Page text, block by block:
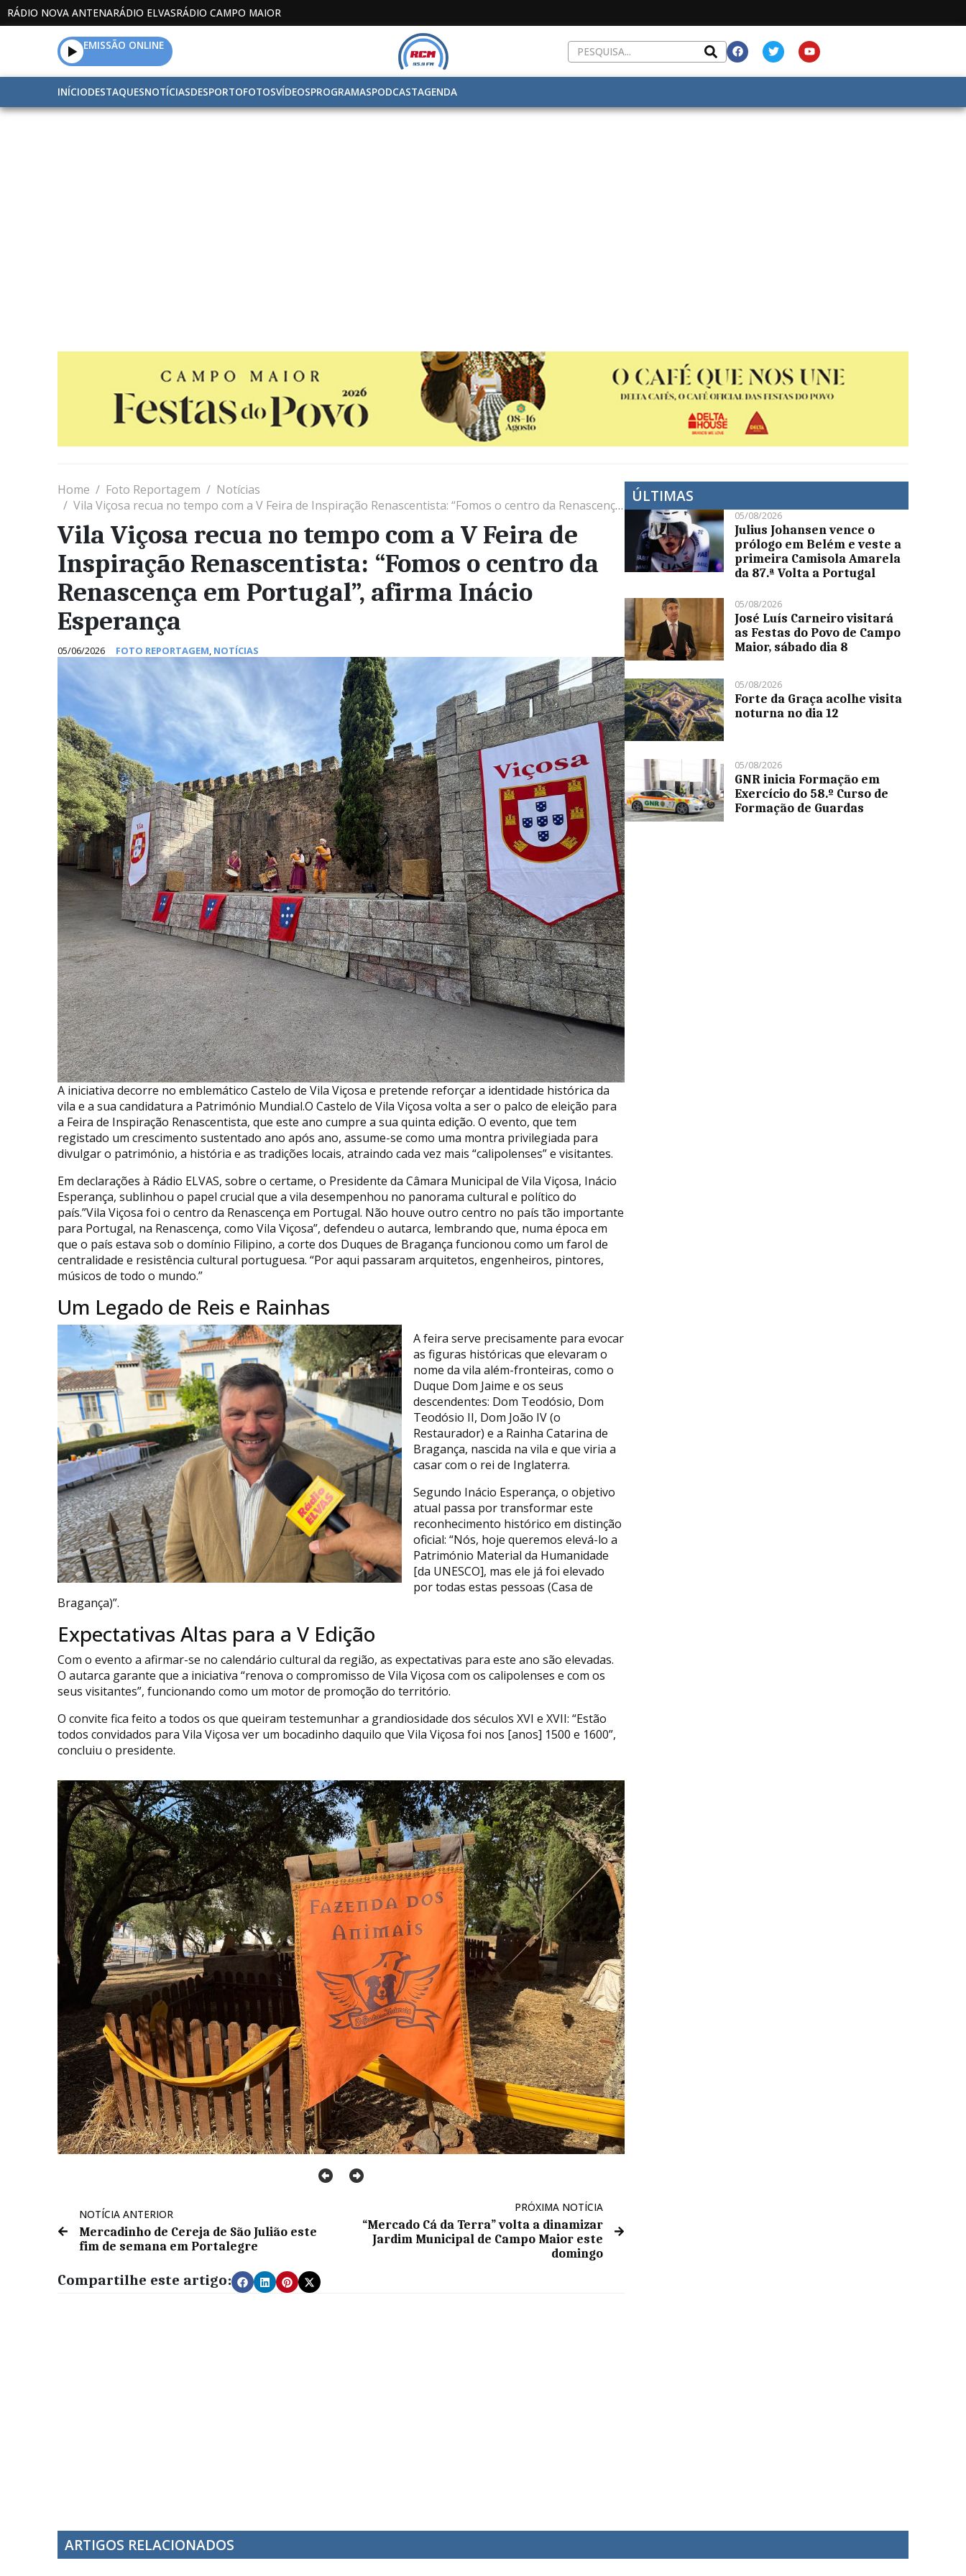
RÁDIO NOVA ANTENARÁDIO ELVASRÁDIO CAMPO MAIOR
EMISSÃO ONLINE
INÍCIODESTAQUESNOTÍCIASDESPORTOFOTOSVÍDEOSPROGRAMASPODCASTAGENDA
Home Foto Reportagem
Notícias
Vila Viçosa recua no tempo com a V Feira de Inspiração Renascentista: “Fomos o centro da Renascença em Portugal”, afirma Inácio Esperança
Vila Viçosa recua no tempo com a V Feira de
Inspiração Renascentista: “Fomos o centro da
Renascença em Portugal”, afirma Inácio
Esperança
05/06/2026 FOTO REPORTAGEM, NOTÍCIAS
A iniciativa decorre no emblemático Castelo de Vila Viçosa e pretende reforçar a identidade histórica da
vila e a sua candidatura a Património Mundial.O Castelo de Vila Viçosa volta a ser o palco de eleição para
a Feira de Inspiração Renascentista, que este ano cumpre a sua quinta edição. O evento, que tem
registado um crescimento sustentado ano após ano, assume-se como uma montra privilegiada para
divulgar o património, a história e as tradições locais, atraindo cada vez mais “calipolenses” e visitantes.
Em declarações à Rádio ELVAS, sobre o certame, o Presidente da Câmara Municipal de Vila Viçosa, Inácio
Esperança, sublinhou o papel crucial que a vila desempenhou no panorama cultural e político do
país.”Vila Viçosa foi o centro da Renascença em Portugal. Não houve outro centro no país tão importante
para Portugal, na Renascença, como Vila Viçosa”, defendeu o autarca, lembrando que, numa época em
que o país estava sob o domínio Filipino, a corte dos Duques de Bragança funcionou como um farol de
centralidade e resistência cultural portuguesa. “Por aqui passaram arquitetos, engenheiros, pintores,
músicos de todo o mundo.”
Um Legado de Reis e Rainhas
A feira serve precisamente para evocar
as figuras históricas que elevaram o
nome da vila além-fronteiras, como o
Duque Dom Jaime e os seus
descendentes: Dom Teodósio, Dom
Teodósio II, Dom João IV (o
Restaurador) e a Rainha Catarina de
Bragança, nascida na vila e que viria a
casar com o rei de Inglaterra.
Segundo Inácio Esperança, o objetivo
atual passa por transformar este
reconhecimento histórico em distinção
oficial: “Nós, hoje queremos elevá-lo a
Património Material da Humanidade
[da UNESCO], mas ele já foi elevado
por todas estas pessoas (Casa de
Bragança)”.
Expectativas Altas para a V Edição
Com o evento a afirmar-se no calendário cultural da região, as expectativas para este ano são elevadas.
O autarca garante que a iniciativa “renova o compromisso de Vila Viçosa com os calipolenses e com os
seus visitantes”, funcionando como um motor de promoção do território.
O convite fica feito a todos os que queiram testemunhar a grandiosidade dos séculos XVI e XVII: “Estão
todos convidados para Vila Viçosa ver um bocadinho daquilo que Vila Viçosa foi nos [anos] 1500 e 1600”,
concluiu o presidente.
NOTÍCIA ANTERIOR
Mercadinho de Cereja de São Julião este
fim de semana em Portalegre
PRÓXIMA NOTÍCIA
“Mercado Cá da Terra” volta a dinamizar
Jardim Municipal de Campo Maior este
domingo
Compartilhe este artigo:
ÚLTIMAS
05/08/2026
Julius Johansen vence o
prólogo em Belém e veste a
primeira Camisola Amarela
da 87.ª Volta a Portugal
05/08/2026
José Luís Carneiro visitará
as Festas do Povo de Campo
Maior, sábado dia 8
05/08/2026
Forte da Graça acolhe visita
noturna no dia 12
05/08/2026
GNR inicia Formação em
Exercício do 58.º Curso de
Formação de Guardas
ARTIGOS RELACIONADOS